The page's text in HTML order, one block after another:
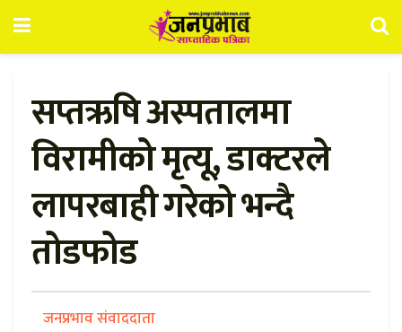
सप्तऋषि अस्पतालमा
विरामीको मृत्यू, डाक्टरले
लापरबाही गरेको भन्दै
तोडफोड
जनप्रभाव संवाददाता